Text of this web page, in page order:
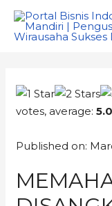
votes, average:
Published on: